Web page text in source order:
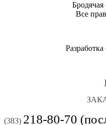
Все
Разработка
(383) 218-80-70